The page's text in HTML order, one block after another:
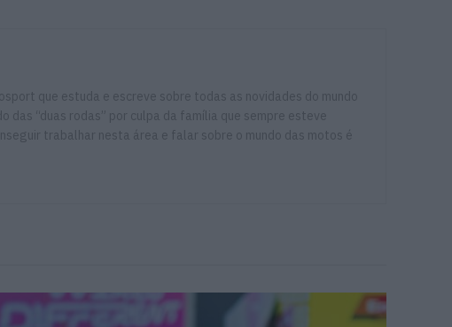
que estuda e escreve sobre todas as novidades do mundo
das “duas rodas” por culpa da família que sempre esteve
trabalhar nesta área e falar sobre o mundo das motos é